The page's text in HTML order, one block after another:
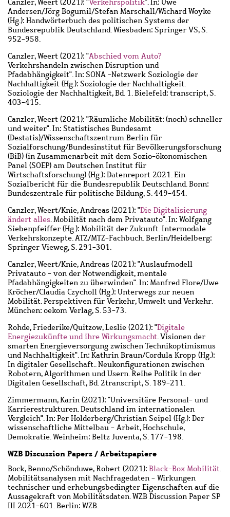
Andersen/Jörg Bogumil/Stefan Marschall/Wichard Woyke
(Hg.): Handwörterbuch des politischen Systems der
Bundesrepublik Deutschland. Wiesbaden: Springer VS, S.
952-958.
Canzler, Weert (2021): "Abschied vom Auto?
Verkehrshandeln zwischen Disruption und
Pfadabhängigkeit". In: SONA -Netzwerk Soziologie der
Nachhaltigkeit (Hg.): Soziologie der Nachhaltigkeit.
Soziologie der Nachhaltigkeit, Bd. 1. Bielefeld: transcript, S.
403-415.
Canzler, Weert (2021): "Räumliche Mobilität: (noch) schneller
und weiter". In: Statistisches Bundesamt
(Destatis)/Wissenschaftszentrum Berlin für
Sozialforschung/Bundesinstitut für Bevölkerungsforschung
(BiB) (in Zusammenarbeit mit dem Sozio-ökonomischen
Panel (SOEP) am Deutschen Institut für
Wirtschaftsforschung) (Hg.): Datenreport 2021. Ein
Sozialbericht für die Bundesrepublik Deutschland. Bonn:
Bundeszentrale für politische Bildung, S. 449-454.
Canzler, Weert/Knie, Andreas (2021): "Die Digitalisierung
ändert alles. Mobilität nach dem Privatauto". In: Wolfgang
Siebenpfeiffer (Hg.): Mobilität der Zukunft. Intermodale
Verkehrskonzepte. ATZ/MTZ-Fachbuch. Berlin/Heidelberg:
Springer Vieweg, S. 291-301.
Canzler, Weert/Knie, Andreas (2021): "Auslaufmodell
Privatauto - von der Notwendigkeit, mentale
Pfadabhängigkeiten zu überwinden". In: Manfred Flore/Uwe
Kröcher/Claudia Czycholl (Hg.): Unterwegs zur neuen
Mobilität. Perspektiven für Verkehr, Umwelt und Verkehr.
München: oekom Verlag, S. 53-73.
Rohde, Friederike/Quitzow, Leslie (2021): "Digitale
Energiezukünfte und ihre Wirkungsmacht. Visionen der
smarten Energieversorgung zwischen Technikoptimismus
und Nachhaltigkeit". In: Kathrin Braun/Cordula Kropp (Hg.):
In digitaler Gesellschaft.. Neukonfigurationen zwischen
Robotern, Algorithmen und Usern. Reihe Politik in der
Digitalen Gesellschaft, Bd. 2transcript, S. 189-211.
Zimmermann, Karin (2021): "Universitäre Personal- und
Karrierestrukturen. Deutschland im internationalen
Vergleich". In: Per Holderberg/Christian Seipel (Hg.): Der
wissenschaftliche Mittelbau - Arbeit, Hochschule,
Demokratie. Weinheim: Beltz Juventa, S. 177-198.
WZB Discussion Papers / Arbeitspapiere
Bock, Benno/Schönduwe, Robert (2021): Black-Box Mobilität.
Mobilitätsanalysen mit Nachfragedaten - Wirkungen
technischer und erhebungsbedingter Eigenschaften auf die
Aussagekraft von Mobilitätsdaten. WZB Discussion Paper SP
III 2021-601. Berlin: WZB.